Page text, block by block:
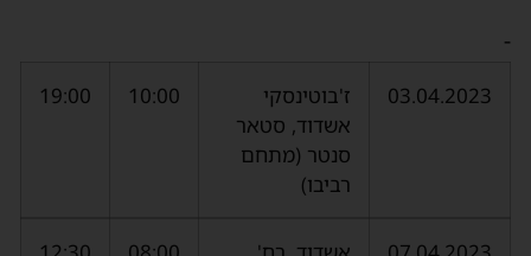
-
03.04.2023
ז'בוטינסקי
אשדוד, סטאר
סנטר (מתחם
רביבו)
10:00
19:00